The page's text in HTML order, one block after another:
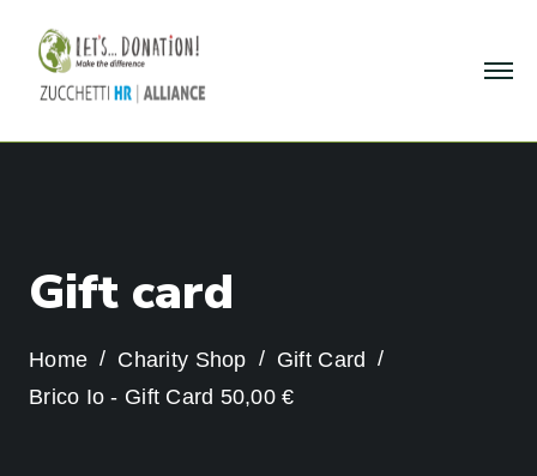
Gift card
Home Charity Shop
Gift Card
Brico Io - Gift Card 50,00 €